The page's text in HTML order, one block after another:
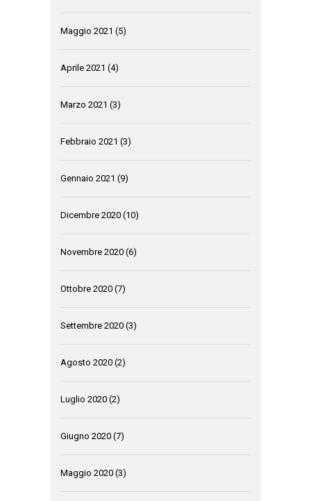
Maggio 2021 (5)
Aprile 2021 (4)
Marzo 2021 (3)
Febbraio 2021 (3)
Gennaio 2021 (9)
Dicembre 2020 (10)
Novembre 2020 (6)
Ottobre 2020 (7)
Settembre 2020 (3)
Agosto 2020 (2)
Luglio 2020 (2)
Giugno 2020 (7)
Maggio 2020 (3)